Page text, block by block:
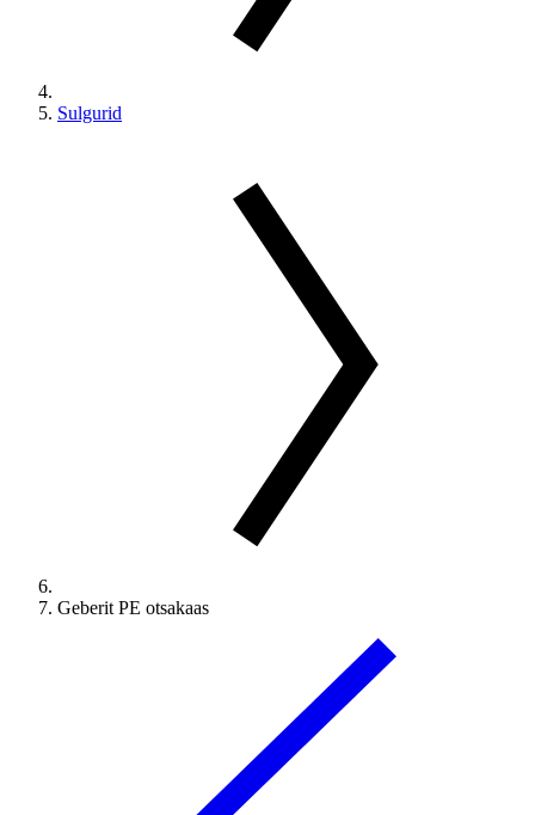
Sulgurid
Geberit PE otsakaas